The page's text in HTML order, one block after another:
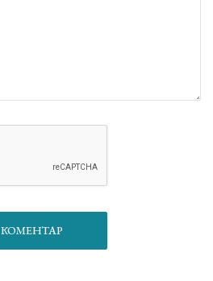
ОПУБЛІКУВАТИ КОМЕНТАР